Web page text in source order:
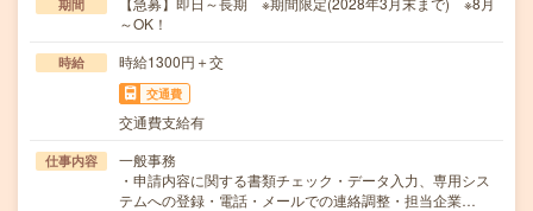
期間
～OK！
時給 時給1300円＋交
交通費
交通費支給有
仕事内容
一般事務
・申請内容に関する書類チェック・データ入力、専用シス
テムへの登録・電話・メールでの連絡調整・担当企業…